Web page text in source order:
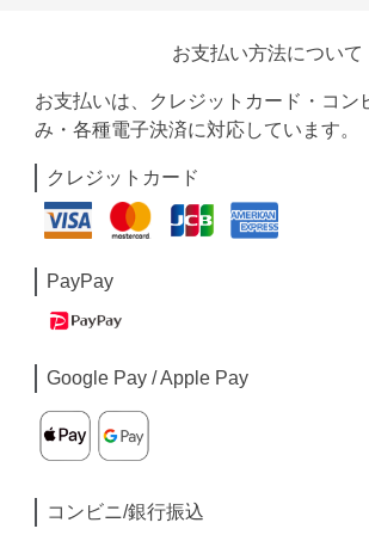
お支払い方法について
お支払いは、クレジットカード・コン
み・各種電子決済に対応しています。
クレジットカード
PayPay
Google Pay / Apple Pay
コンビニ/銀行振込